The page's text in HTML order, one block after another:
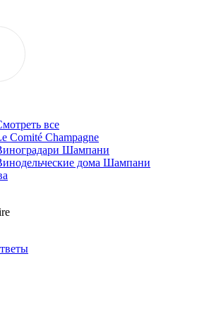
все
Comité Champagne
Шампани
дома Шампани